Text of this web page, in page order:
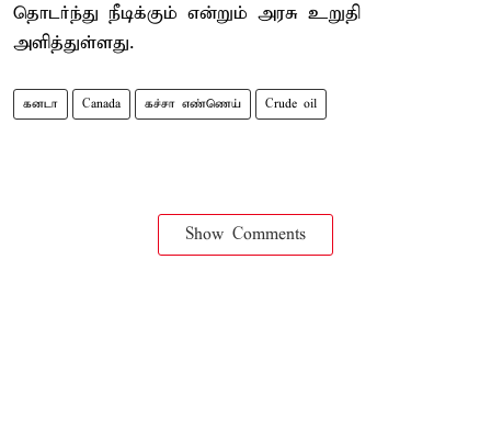
தொடர்ந்து நீடிக்கும் என்றும் அரசு உறுதி
அளித்துள்ளது.
கனடா Canada கச்சா எண்ணெய் Crude oil
Show Comments